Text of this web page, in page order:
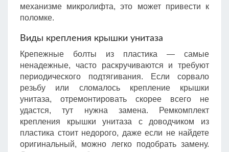
механизме микролифта, это может привести к
поломке.
Виды крепления крышки унитаза
Крепежные болты из пластика — самые
ненадежные, часто раскручиваются и требуют
периодического подтягивания. Если сорвало
резьбу или сломалось крепление крышки
унитаза, отремонтировать скорее всего не
удастся, тут нужна замена. Ремкомплект
крепления крышки унитаза с доводчиком из
пластика стоит недорого, даже если не найдете
оригинальный, можно легко подобрать замену.